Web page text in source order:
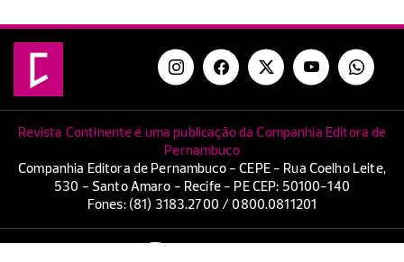
Revista Continente é uma publicação da Companhia Editora de
Pernambuco
Companhia Editora de Pernambuco - CEPE - Rua Coelho Leite,
530 - Santo Amaro - Recife - PE CEP: 50100-140
Fones: (81) 3183.2700 / 0800.0811201